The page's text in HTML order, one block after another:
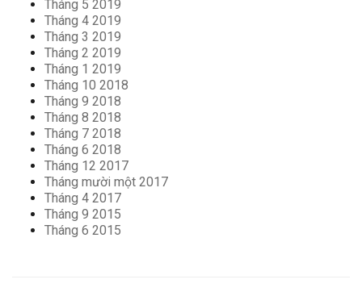
Tháng 5 2019
Tháng 4 2019
Tháng 3 2019
Tháng 2 2019
Tháng 1 2019
Tháng 10 2018
Tháng 9 2018
Tháng 8 2018
Tháng 7 2018
Tháng 6 2018
Tháng 12 2017
Tháng mười một 2017
Tháng 4 2017
Tháng 9 2015
Tháng 6 2015